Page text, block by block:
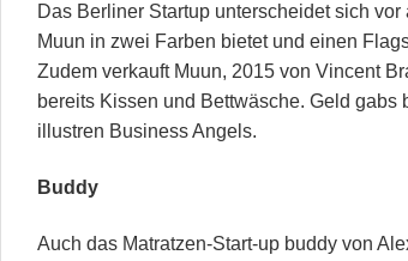
Das Berliner Startup unterscheidet sich
Muun in zwei Farben bietet und einen
Zudem verkauft Muun, 2015 von Vincent
bereits Kissen und Bettwäsche. Geld
illustren Business Angels.
Buddy
Auch das Matratzen-Start-up buddy von